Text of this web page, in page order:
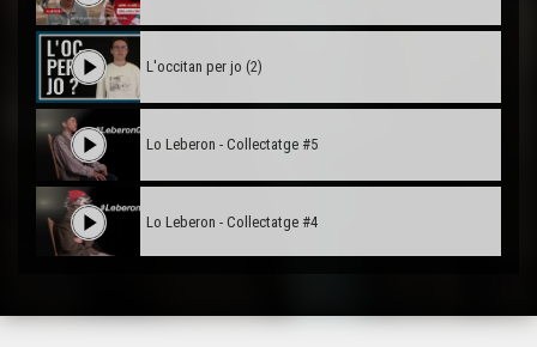
L'occitan per jo (2)
Lo Leberon - Collectatge #5
Lo Leberon - Collectatge #4